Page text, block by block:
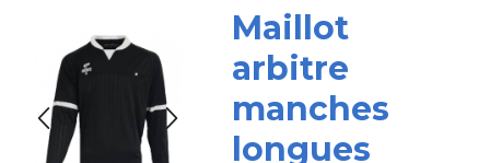
Maillot
arbitre
manches
longues